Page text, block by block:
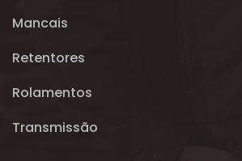
Mancais
Retentores
Rolamentos
Transmissão